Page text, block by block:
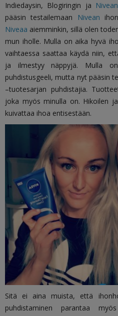
Indiedaysin, Blogiringin ja Nivean
pääsin testailemaan
Nivean
Niveaa aiemminkin, sillä olen
mun iholle. Mulla on aika hyvä
vaihtaessa saattaa käydä niin,
ja ilmestyy näppyjä. Mulla
puhdistusgeeli, mutta nyt pääsin
–tuotesarjan puhdistajia.
joka myös minulla on. Hikoilen
kuivattaa ihoa entisestään.
Sitä ei aina muista, että
puhdistaminen parantaa